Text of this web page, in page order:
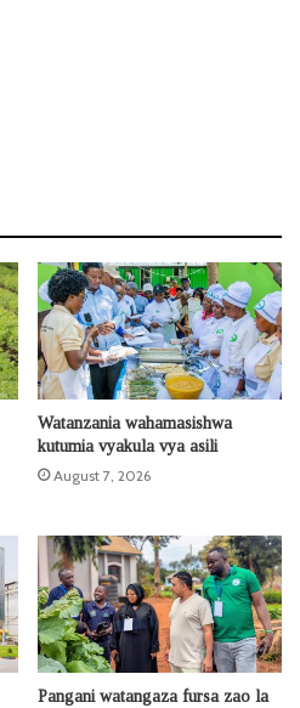
Watanzania wahamasishwa
kutumia vyakula vya asili
August 7, 2026
Pangani watangaza fursa zao la